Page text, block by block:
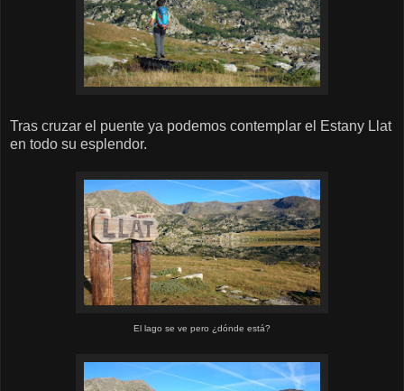
Tras cruzar el puente ya podemos contemplar el Estany Llat
en todo su esplendor.
El lago se ve pero ¿dónde está?